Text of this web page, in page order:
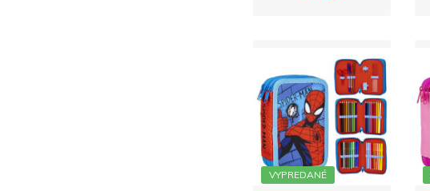
VYPREDANÉ